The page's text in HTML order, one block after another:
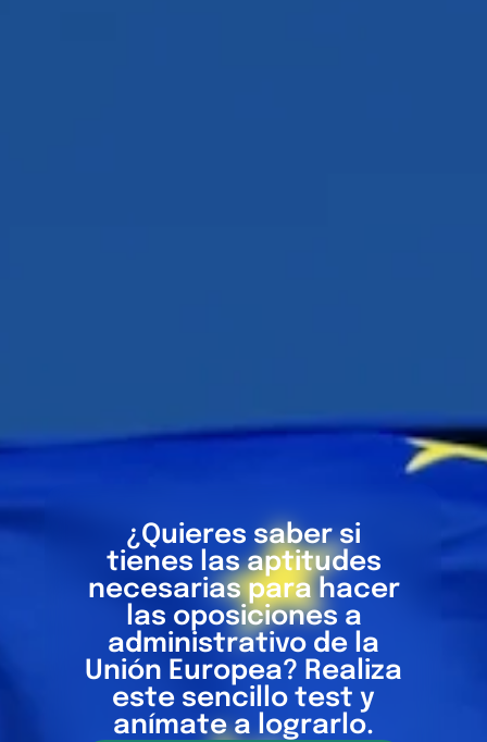
¿Quieres saber si
tienes las aptitudes
necesarias para hacer
las oposiciones a
administrativo de la
Unión Europea? Realiza
este sencillo test y
anímate a lograrlo.